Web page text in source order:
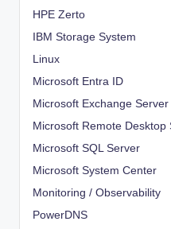
HPE Zerto
IBM Storage System
Linux
Microsoft Entra ID
Microsoft Exchange Server
Microsoft Remote Desktop
Microsoft SQL Server
Microsoft System Center
Monitoring / Observability
PowerDNS